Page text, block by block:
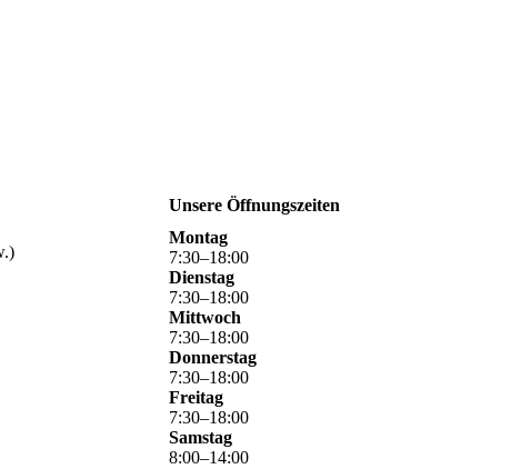
Unsere Öffnungszeiten
Montag
7:30–18:00
Dienstag
7:30–18:00
Mittwoch
7:30–18:00
Donnerstag
7:30–18:00
Freitag
7:30–18:00
Samstag
8:00–14:00